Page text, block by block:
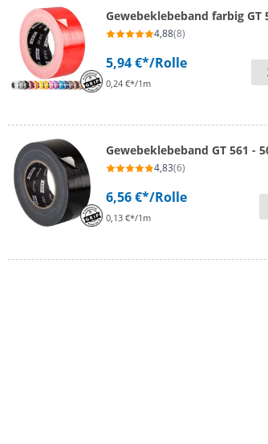
Gewebeklebeband farbig GT
4,88(8)
5,94 €*/Rolle
0,24 €*/1m
Gewebeklebeband GT 561 -
4,83(6)
6,56 €*/Rolle
0,13 €*/1m